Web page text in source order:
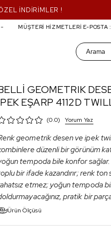
İNDİRİMLER !
MÜŞTERİ HİZMETLERİ E-POSTA :
GEOMETRIK
EŞARP 4112D
0.0 Yorum Yaz
geometrik desen ve ipek
düzenli bir görünüm
tempoda bile konfor
bir ifade kazandırır; renk
etmez; yoğun tempoda
pratik bir
Ürün Ölçüsü